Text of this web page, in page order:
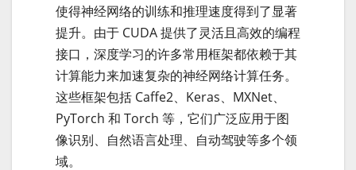
使得神经网络的训练和推理速度得到了显著
提升。由于 CUDA 提供了灵活且高效的编程
接口，深度学习的许多常用框架都依赖于其
计算能力来加速复杂的神经网络计算任务。
这些框架包括 Caffe2、Keras、MXNet、
PyTorch 和 Torch 等，它们广泛应用于图
像识别、自然语言处理、自动驾驶等多个领
域。